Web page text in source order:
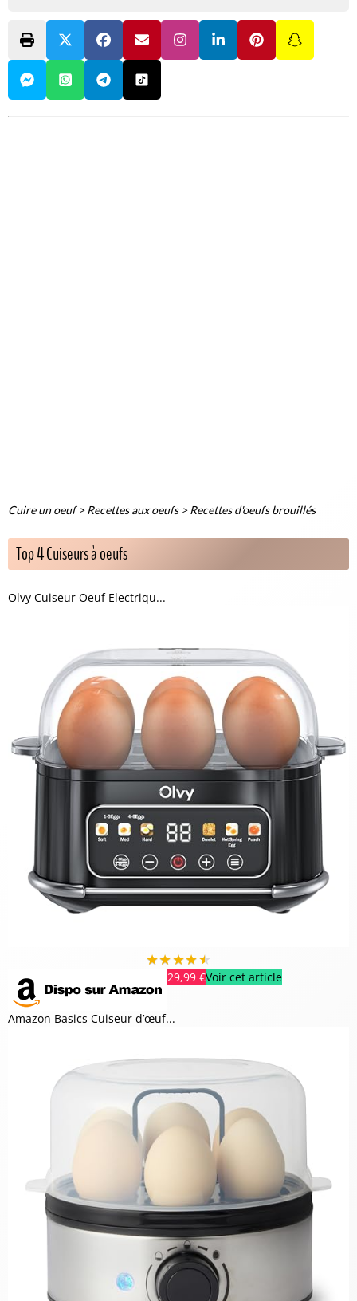
Cuire un oeuf >Recettes aux oeufs >Recettes d'oeufs brouillés
Top 4 Cuiseurs à oeufs
Olvy Cuiseur Oeuf Electriqu...
★★★★★
29,99 €Voir cet article
Amazon Basics Cuiseur d’œuf...